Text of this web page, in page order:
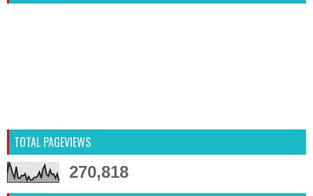
TOTAL PAGEVIEWS
270,818